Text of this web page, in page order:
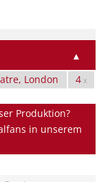
▲
London 4x
Produktion?
in unserem